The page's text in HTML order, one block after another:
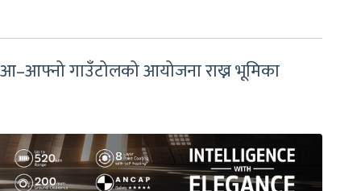
गाउँटोलको आयोजना राख्न भूमिका